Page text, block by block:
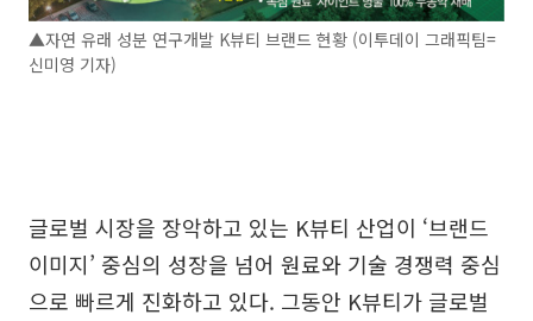
▲자연 유래 성분 연구개발 K뷰티 브랜드 현황 (이투데이 그래픽팀=
신미영 기자)
글로벌 시장을 장악하고 있는 K뷰티 산업이 ‘브랜드
이미지’ 중심의 성장을 넘어 원료와 기술 경쟁력 중심
으로 빠르게 진화하고 있다. 그동안 K뷰티가 글로벌